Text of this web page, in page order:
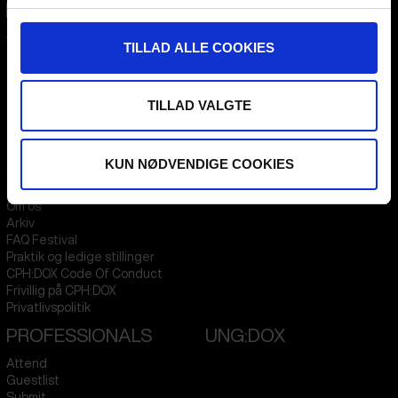
TILLAD ALLE COOKIES
TILLAD VALGTE
KUN NØDVENDIGE COOKIES
Denmark
FESTIVAL 2026 DA
Presseinfo
Om os
Arkiv
FAQ Festival
Praktik og ledige stillinger
CPH:DOX Code Of Conduct
Frivillig på CPH:DOX
Privatlivspolitik
STREAMING
KLUB:DOX
PARA:DOX
PROFESSIONALS
Attend
Guestlist
UNG:DOX